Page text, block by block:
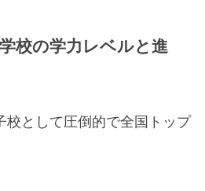
校の学力レベルと進
校として圧倒的で全国トップ